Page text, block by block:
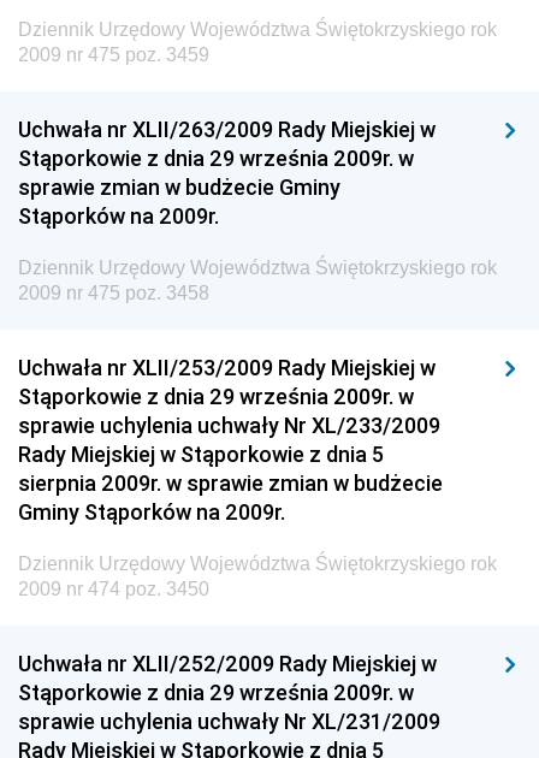
Dziennik Urzędowy Ministra Energii
Dziennik Urzędowy Ministra Sprawiedliwości
Dziennik Urzędowy Ministra Rozwoju i Finansów
Dziennik Urzędowy Wyższego Urzędu Górniczego
Dziennik Urzędowy Prezesa Urzędu Transportu
Kolejowego
Technologii
Dziennik Urzędowy Ministra Inwestycji i Rozwoju
Dziennik Urzędowy Naczelnego Dyrektora Archiwów
Państwowych
Dziennik Urzędowy Ministra Finansów, Inwestycji i
Dziennik Urzędowy Ministra Klimatu
Dziennik Urzędowy Ministra Funduszy i Polityki
Regionalnej
Dziennik Urzędowy Ministra Aktywów Państwowych
Dziennik Urzędowy Województwa Świętokrzyskiego rok
2009 nr 475 poz. 3459
Uchwała nr XLII/263/2009 Rady Miejskiej w
Stąporkowie z dnia 29 września 2009r. w
sprawie zmian w budżecie Gminy
Stąporków na 2009r.
Dziennik Urzędowy Województwa Świętokrzyskiego rok
2009 nr 475 poz. 3458
Uchwała nr XLII/253/2009 Rady Miejskiej w
Stąporkowie z dnia 29 września 2009r. w
sprawie uchylenia uchwały Nr XL/233/2009
Rady Miejskiej w Stąporkowie z dnia 5
sierpnia 2009r. w sprawie zmian w budżecie
Gminy Stąporków na 2009r.
Dziennik Urzędowy Województwa Świętokrzyskiego rok
2009 nr 474 poz. 3450
Uchwała nr XLII/252/2009 Rady Miejskiej w
Stąporkowie z dnia 29 września 2009r. w
sprawie uchylenia uchwały Nr XL/231/2009
Rady Miejskiej w Stąporkowie z dnia 5